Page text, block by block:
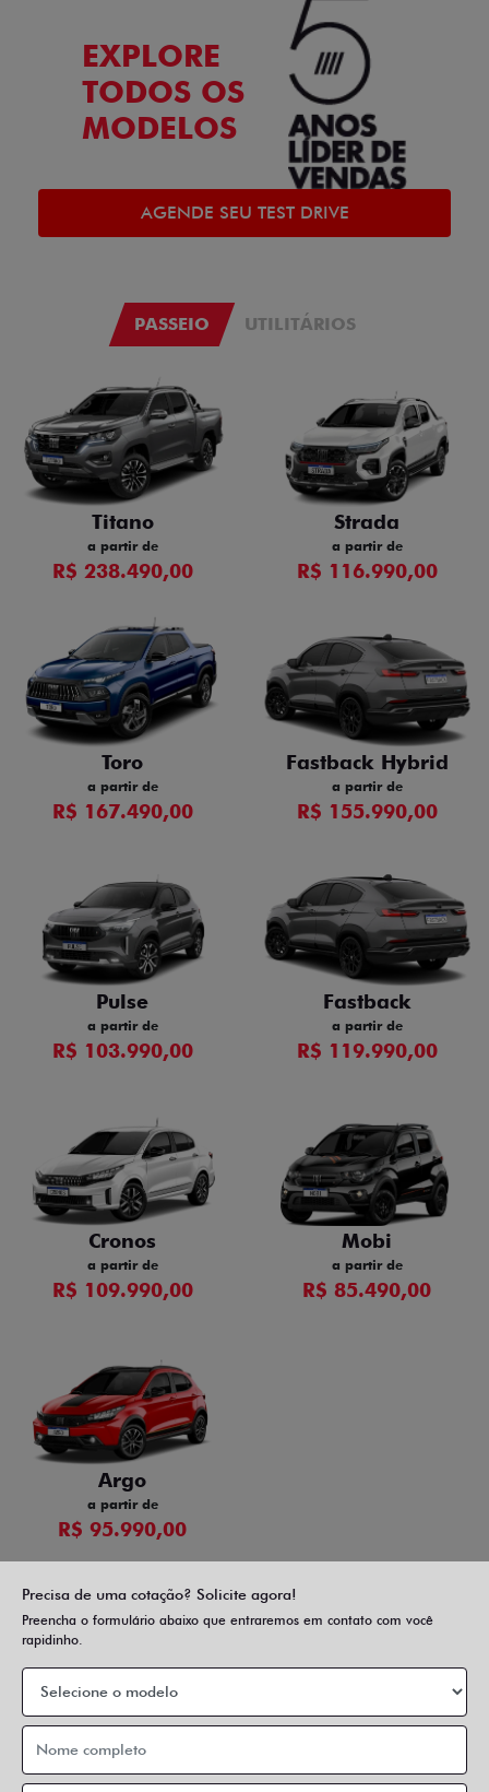
EXPLORE
TODOS OS
MODELOS
AGENDE SEU TEST DRIVE
PASSEIO UTILITÁRIOS
Titano
a partir de
R$ 238.490,00
Strada
a partir de
R$ 116.990,00
Toro
a partir de
R$ 167.490,00
Fastback Hybrid
a partir de
R$ 155.990,00
Pulse
a partir de
R$ 103.990,00
Fastback
a partir de
R$ 119.990,00
Cronos
a partir de
R$ 109.990,00
Mobi
a partir de
R$ 85.490,00
Argo
a partir de
R$ 95.990,00
Precisa de uma cotação? Solicite agora!
Preencha o formulário abaixo que entraremos em contato com você
rapidinho.